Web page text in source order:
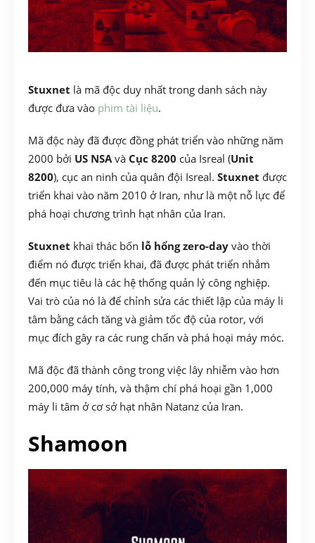
Stuxnet là mã độc duy nhất trong danh sách này
được đưa vào phim tài liệu.
Mã độc này đã được đồng phát triển vào những năm
2000 bởi US NSAvà Cục 8200 của Isreal (Unit
8200), cục an ninh của quân đội Isreal. Stuxnet được
triển khai vào năm 2010 ở Iran, như là một nỗ lực để
phá hoại chương trình hạt nhân của Iran.
Stuxnet khai thác bốn lỗ hổng zero-day vào thời
điểm nó được triển khai, đã được phát triển nhắm
đến mục tiêu là các hệ thống quản lý công nghiệp.
Vai trò của nó là để chỉnh sửa các thiết lập của máy li
tâm bằng cách tăng và giảm tốc độ của rotor, với
mục đích gây ra các rung chấn và phá hoại máy móc.
Mã độc đã thành công trong việc lây nhiễm vào hơn
200,000 máy tính, và thậm chí phá hoại gần 1,000
máy li tâm ở cơ sở hạt nhân Natanz của Iran.
Shamoon